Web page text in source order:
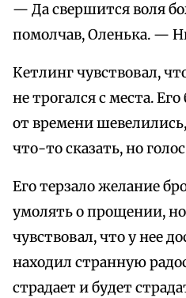
— Да свершится воля
помолчав, Оленька. —
Кетлинг чувствовал,
не трогался с места.
от времени
что-то сказать, но
Его терзало желание
умолять о прощении,
чувствовал, что у нее
находил странную
страдает и будет